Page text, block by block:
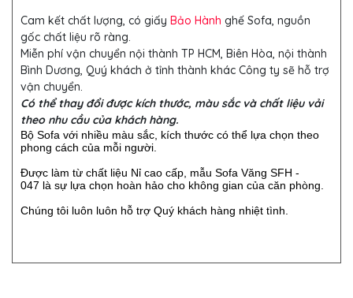
Cam kết chất lượng, có giấy Bảo Hành ghế Sofa, nguồn
gốc chất liệu rõ ràng.
Miễn phí vận chuyển nội thành TP HCM, Biên Hòa, nội thành
Bình Dương, Quý khách ở tỉnh thành khác Công ty sẽ hỗ trợ
vận chuyển.
Có thể thay đổi được kích thước, màu sắc và chất liệu vải
theo nhu cầu của khách hàng.
Bộ Sofa với nhiều màu sắc, kích thước có thể lựa chọn theo
phong cách của mỗi người.
Được làm từ chất liệu Nỉ cao cấp, mẫu Sofa Văng SFH -
047 là sự lựa chọn hoàn hảo cho không gian của căn phòng.
Chúng tôi luôn luôn hỗ trợ Quý khách hàng nhiệt tình.